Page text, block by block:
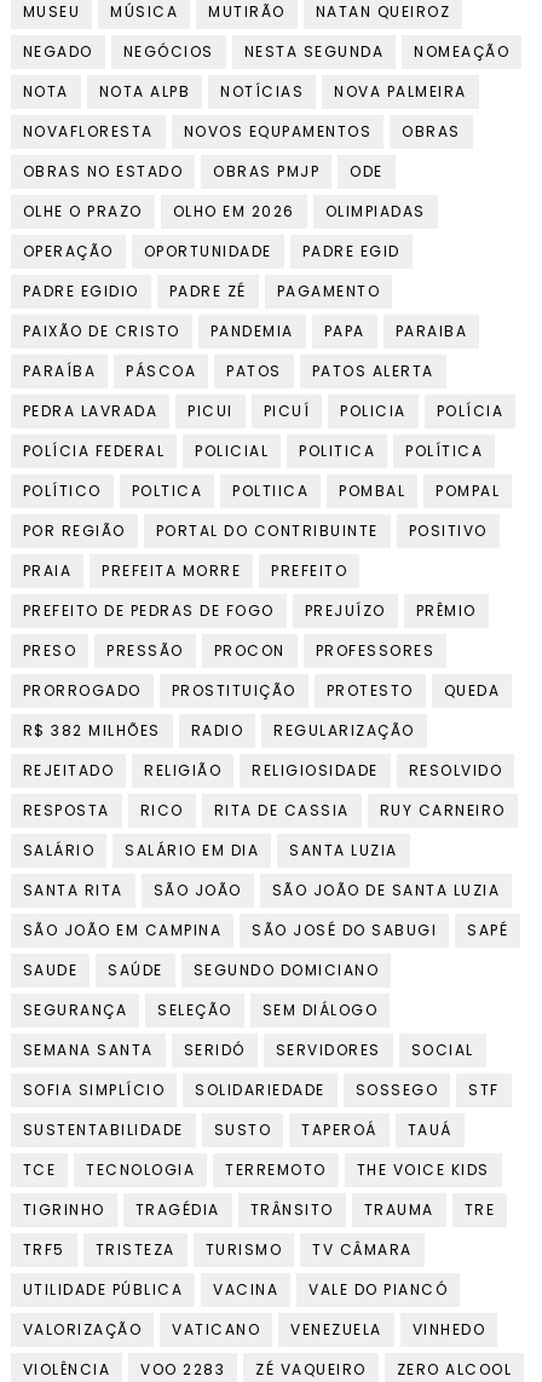
MUSEU
MÚSICA MUTIRÃO
NATAN QUEIROZ
NEGADO
NEGÓCIOS NESTA SEGUNDA
NOMEAÇÃO
NOTA
NOTA ALPB NOTÍCIAS
NOVA PALMEIRA
NOVAFLORESTA
NOVOS EQUPAMENTOS
OBRAS
OBRAS NO ESTADO
OBRAS PMJP
ODE
OLHE O PRAZO
OLHO EM 2026
OLIMPIADAS
OPERAÇÃO
OPORTUNIDADE
PADRE EGID
PADRE EGIDIO
PADRE ZÉ
PAGAMENTO
PAIXÃO DE CRISTO
PANDEMIA PAPA
PARAIBA
PARAÍBA
PÁSCOA PATOS
PATOS ALERTA
PEDRA LAVRADA
PICUI PICUÍ POLICIA
POLÍCIA
POLÍCIA FEDERAL
POLICIAL POLITICA
POLÍTICA
POLÍTICO
POLTICA POLTIICA POMBAL
POMPAL
POR REGIÃO
PORTAL DO CONTRIBUINTE
POSITIVO
PRAIA
PREFEITA MORRE
PREFEITO
PREFEITO DE PEDRAS DE FOGO
PREJUÍZO
PRÊMIO
PRESO
PRESSÃO PROCON
PROFESSORES
PRORROGADO
PROSTITUIÇÃO PROTESTO
QUEDA
R$ 382 MILHÕES
RADIO
REGULARIZAÇÃO
REJEITADO
RELIGIÃO RELIGIOSIDADE
RESOLVIDO
RESPOSTA
RICO RITA DE CASSIA
RUY CARNEIRO
SALÁRIO
SALÁRIO EM DIA
SANTA LUZIA
SANTA RITA
SÃO JOÃO
SÃO JOÃO DE SANTA LUZIA
SÃO JOÃO EM CAMPINA
SÃO JOSÉ DO SABUGI
SAPÉ
SAUDE
SAÚDE
SEGUNDO DOMICIANO
SEGURANÇA
SELEÇÃO
SEM DIÁLOGO
SEMANA SANTA
SERIDÓ SERVIDORES
SOCIAL
SOFIA SIMPLÍCIO
SOLIDARIEDADE SOSSEGO
STF
SUSTENTABILIDADE
SUSTO TAPEROÁ
TAUÁ
TCE
TECNOLOGIA TERREMOTO
THE VOICE KIDS
TIGRINHO
TRAGÉDIA TRÂNSITO TRAUMA
TRE
TRF5
TRISTEZA TURISMO
TV CÂMARA
UTILIDADE PÚBLICA
VACINA
VALE DO PIANCÓ
VALORIZAÇÃO
VATICANO VENEZUELA
VINHEDO
VIOLÊNCIA
VOO 2283 ZÉ VAQUEIRO ZERO ALCOOL